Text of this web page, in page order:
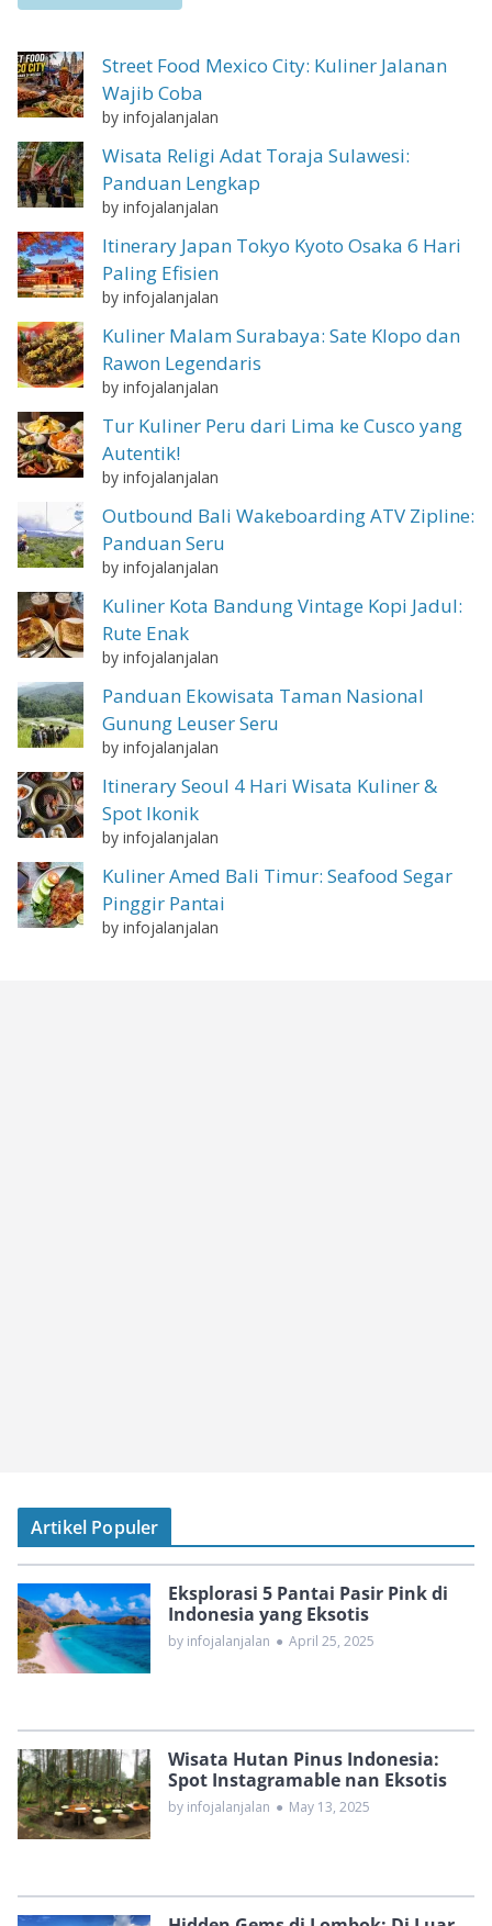
Street Food Mexico City: Kuliner Jalanan
Wajib Coba
by infojalanjalan
Wisata Religi Adat Toraja Sulawesi:
Panduan Lengkap
by infojalanjalan
Itinerary Japan Tokyo Kyoto Osaka 6 Hari
Paling Efisien
by infojalanjalan
Kuliner Malam Surabaya: Sate Klopo dan
Rawon Legendaris
by infojalanjalan
Tur Kuliner Peru dari Lima ke Cusco yang
Autentik!
by infojalanjalan
Outbound Bali Wakeboarding ATV Zipline:
Panduan Seru
by infojalanjalan
Kuliner Kota Bandung Vintage Kopi Jadul:
Rute Enak
by infojalanjalan
Panduan Ekowisata Taman Nasional
Gunung Leuser Seru
by infojalanjalan
Itinerary Seoul 4 Hari Wisata Kuliner &
Spot Ikonik
by infojalanjalan
Kuliner Amed Bali Timur: Seafood Segar
Pinggir Pantai
by infojalanjalan
Artikel Populer
Eksplorasi 5 Pantai Pasir Pink di
Indonesia yang Eksotis
by infojalanjalan ● April 25, 2025
Wisata Hutan Pinus Indonesia:
Spot Instagramable nan Eksotis
by infojalanjalan ● May 13, 2025